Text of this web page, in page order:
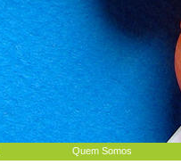
Quem Somos